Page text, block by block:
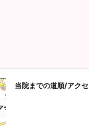
当院までの道順/アク